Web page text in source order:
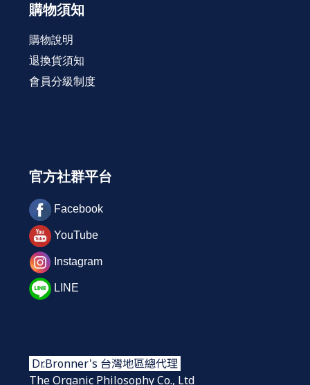
購物須知
購物說明
退換貨須知
會員分級制度
官方社群平台
Facebook
YouTube
Instagram
LINE
Dr.Bronner's 台灣地區總代理
The Organic Philosophy Co., Ltd